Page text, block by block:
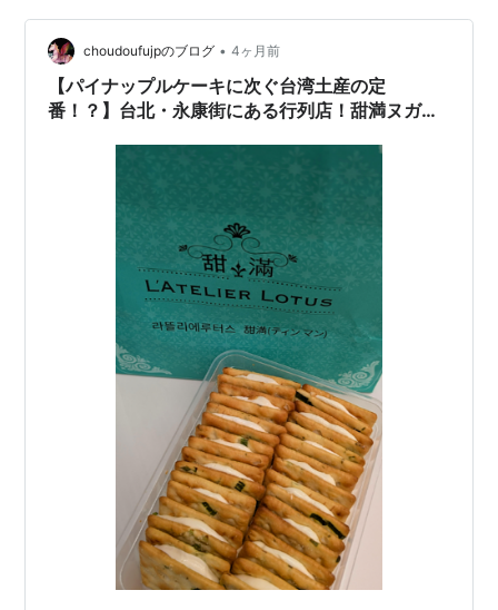
【フィンランド お土産】ファッ
ツェル・ヌガーチョコ（フィンラ
ンド おみやげ）
出版社/メーカー:ファッツェル
メディア:その他
choudoufujpのブログ • 4ヶ月前
【パイナップルケーキに次ぐ台湾土産の定
番！？】台北・永康街にある行列店！甜満ヌガー